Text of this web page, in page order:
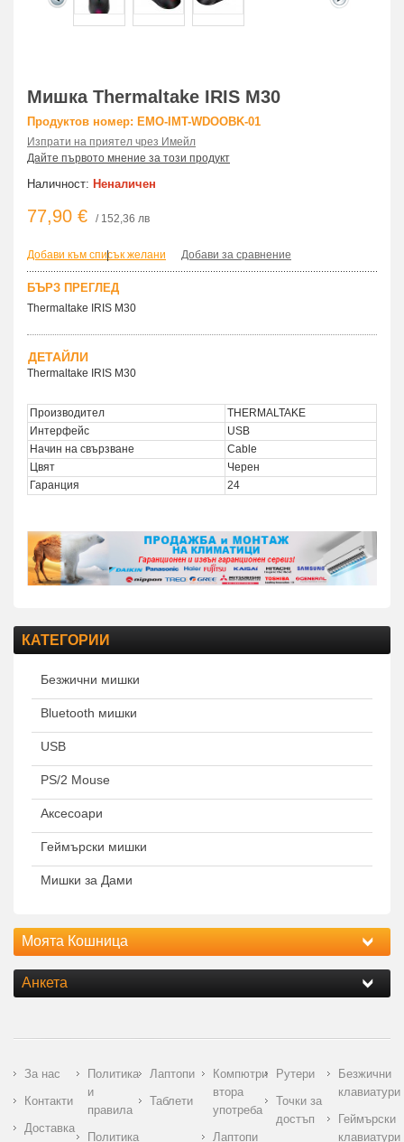
Мишка Thermaltake IRIS M30
Продуктов номер: EMO-IMT-WDOOBK-01
Изпрати на приятел чрез Имейл
Дайте първото мнение за този продукт
Наличност: Неналичен
77,90 € / 152,36 лв
Добави към списък желани
| Добави за сравнение
БЪРЗ ПРЕГЛЕД
Thermaltake IRIS M30
ДЕТАЙЛИ
Thermaltake IRIS M30
Производител
THERMALTAKE
Интерфейс
USB
Начин на свързване
Cable
Цвят
Черен
Гаранция
24
КАТЕГОРИИ
Безжични мишки
Bluetooth мишки
USB
PS/2 Mouse
Аксесоари
Геймърски мишки
Мишки за Дами
Моята Кошница
Анкета
За нас
Контакти
Доставка
Политика
и
правила
Политика
Лаптопи
Таблети
Компютри
втора
употреба
Лаптопи
Рутери
Точки за
достъп
Безжични
клавиатури
Геймърски
клавиатури